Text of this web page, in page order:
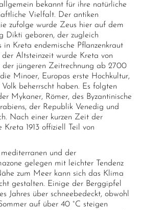
bekannt für ihre natürliche
Vielfalt. Der antiken
zufolge wurde Zeus hier auf dem
Dikti geboren, der zugleich
in Kreta endemische Pflanzenkraut
der Altsteinzeit wurde Kreta von
der jüngeren Zeitrechnung ab 2700
Minoer, Europas erste Hochkultur,
beherrscht haben. Es folgten
Mykaner, Römer, des Byzantinische
der Republik Venedig und
Nach einer kurzen Zeit der
1913 offiziell Teil von
und der
gelegen mit leichter Tendenz
zum Meer kann sich das Klima
gestalten. Einige der Berggipfel
Jahres über schneebedeckt, obwohl
auf über 40 °C steigen